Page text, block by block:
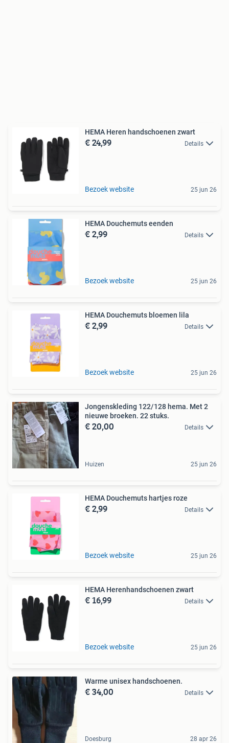
HEMA Heren handschoenen zwart
€ 24,99 Details
Bezoek website 25 jun 26
HEMA Douchemuts eenden
€ 2,99 Details
Bezoek website 25 jun 26
HEMA Douchemuts bloemen lila
€ 2,99 Details
Bezoek website 25 jun 26
Jongenskleding 122/128 hema. Met 2
nieuwe broeken. 22 stuks.
€ 20,00 Details
Huizen 25 jun 26
HEMA Douchemuts hartjes roze
€ 2,99 Details
Bezoek website 25 jun 26
HEMA Herenhandschoenen zwart
€ 16,99 Details
Bezoek website 25 jun 26
Warme unisex handschoenen.
€ 34,00 Details
Doesburg 28 apr 26